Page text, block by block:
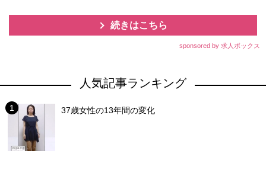
続きはこちら
sponsored by 求人ボックス
人気記事ランキング
37歳女性の13年間の変化